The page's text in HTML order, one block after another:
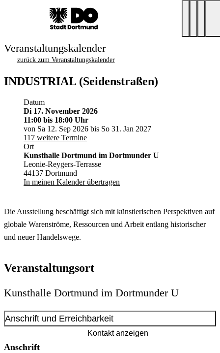
Veranstaltungskalender
zurück zum Veranstaltungskalender
INDUSTRIAL (Seidenstraßen)
Datum
Di 17. November 2026
11:00 bis 18:00 Uhr
von Sa 12. Sep 2026 bis So 31. Jan 2027
117 weitere Termine
Ort
Kunsthalle Dortmund im Dortmunder U
Leonie-Reygers-Terrasse
44137 Dortmund
In meinen Kalender übertragen
Die Ausstellung beschäftigt sich mit künstlerischen Perspektiven auf
globale Warenströme, Ressourcen und Arbeit entlang historischer
und neuer Handelswege.
Veranstaltungsort
Kunsthalle Dortmund im Dortmunder U
Anschrift und Erreichbarkeit
Kontakt anzeigen
Anschrift